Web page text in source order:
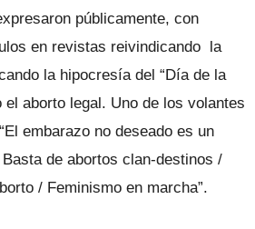
públicamente, con
en revistas reivindicando la
la hipocresía del “Día de la
el aborto legal. Uno de los volantes
embarazo no deseado es un
de abortos clan-destinos /
/ Feminismo en marcha”.